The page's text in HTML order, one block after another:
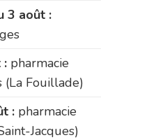
3 août :
: pharmacie
(La Fouillade)
: pharmacie
Jacques)